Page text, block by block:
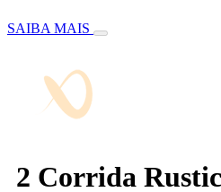
SAIBA MAIS
2 Corrida